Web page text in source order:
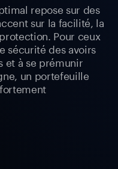
repose sur des
sur la facilité, la
Pour ceux
sécurité des avoirs
et à se prémunir
un portefeuille